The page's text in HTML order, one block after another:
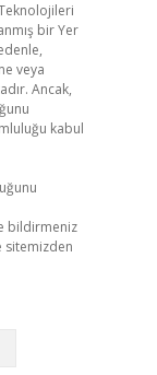
bir Yer
veya
Ancak,
kabul
bildirmeniz
sitemizden